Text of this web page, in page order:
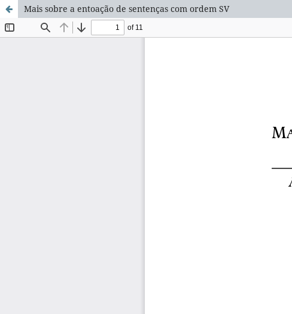
Mais sobre a entoação de sentenças com ordem SV